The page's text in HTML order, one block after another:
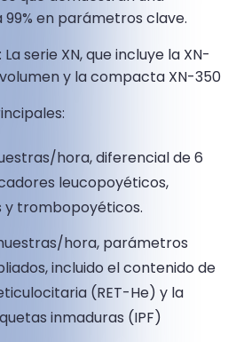
en parámetros clave.
serie XN, que incluye la XN-
y la compacta XN-350
hora, diferencial de 6
leucopoyéticos,
trombopoyéticos.
hora, parámetros
incluido el contenido de
(RET-He) y la
inmaduras (IPF)